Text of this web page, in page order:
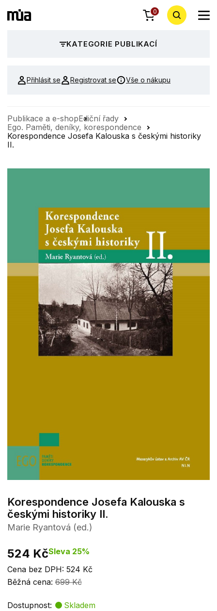
0
KATEGORIE PUBLIKACÍ
Přihlásit se Registrovat se Vše o nákupu
Publikace a e-shopEdiční řady
Ego. Paměti, deníky, korespondence
Korespondence Josefa Kalouska s českými historiky
II.
Korespondence Josefa Kalouska s
českými historiky II.
Marie Ryantová (ed.)
524 KčSleva 25%
Cena bez DPH: 524 Kč
Běžná cena: 699 Kč
Dostupnost:
Skladem